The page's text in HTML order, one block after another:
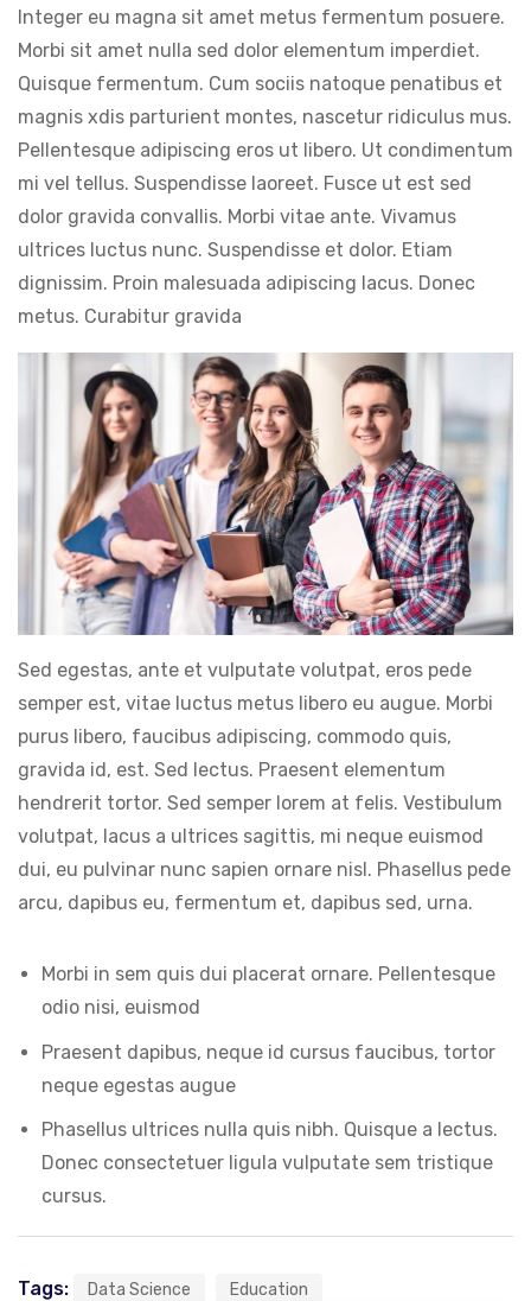
Integer eu magna sit amet metus fermentum posuere.
Morbi sit amet nulla sed dolor elementum imperdiet.
Quisque fermentum. Cum sociis natoque penatibus et
magnis xdis parturient montes, nascetur ridiculus mus.
Pellentesque adipiscing eros ut libero. Ut condimentum
mi vel tellus. Suspendisse laoreet. Fusce ut est sed
dolor gravida convallis. Morbi vitae ante. Vivamus
ultrices luctus nunc. Suspendisse et dolor. Etiam
dignissim. Proin malesuada adipiscing lacus. Donec
metus. Curabitur gravida
Sed egestas, ante et vulputate volutpat, eros pede
semper est, vitae luctus metus libero eu augue. Morbi
purus libero, faucibus adipiscing, commodo quis,
gravida id, est. Sed lectus. Praesent elementum
hendrerit tortor. Sed semper lorem at felis. Vestibulum
volutpat, lacus a ultrices sagittis, mi neque euismod
dui, eu pulvinar nunc sapien ornare nisl. Phasellus pede
arcu, dapibus eu, fermentum et, dapibus sed, urna.
Morbi in sem quis dui placerat ornare. Pellentesque
odio nisi, euismod
Praesent dapibus, neque id cursus faucibus, tortor
neque egestas augue
Phasellus ultrices nulla quis nibh. Quisque a lectus.
Donec consectetuer ligula vulputate sem tristique
cursus.
Tags: Data Science Education